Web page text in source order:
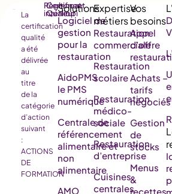
La
certification
qualité
a été
délivrée
au
titre
de la
catégorie
d’action
suivant
:
ACTIONS
DE
FORMATION
Règlement
intérieur
Certificat
Qualiopi
Logiciel de
gestion
pour la
restauration
AidoPMS
le PMS
numérique
Centrale de
référencement
alimentaire et
non
alimentaire
AMO
Restauration
commerciale
Restauration
scolaire
Restauration
médico-
sociale
Restauration
d’entreprise
Cuisines
centrales
Appel
d’offre
Achats –
tarifs
négociés
Gestion
de
stocks
Menus
&
recettes